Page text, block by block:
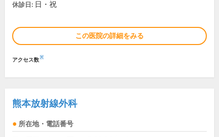
休診日: 日・祝
この医院の詳細をみる
アクセス数※
熊本放射線外科
所在地・電話番号